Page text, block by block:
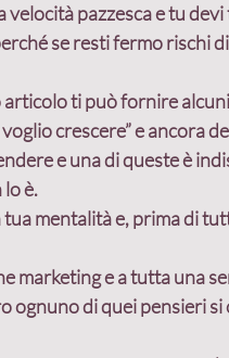
pazzesca e tu
se resti fermo rischi
ti può fornire
crescere” e ancora
e una di queste è
è.
mentalità e, prima di
marketing e a tutta una
di quei pensieri si